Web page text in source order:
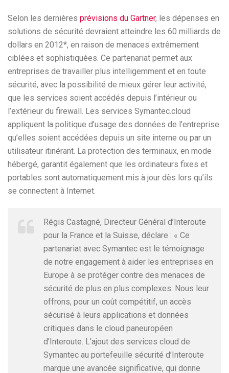
Selon les dernières prévisions du Gartner, les dépenses en
solutions de sécurité devraient atteindre les 60 milliards de
dollars en 2012*, en raison de menaces extrêmement
ciblées et sophistiquées. Ce partenariat permet aux
entreprises de travailler plus intelligemment et en toute
sécurité, avec la possibilité de mieux gérer leur activité,
que les services soient accédés depuis l’intérieur ou
l’extérieur du firewall. Les services Symantec.cloud
appliquent la politique d’usage des données de l’entreprise
qu’elles soient accédées depuis un site interne ou par un
utilisateur itinérant. La protection des terminaux, en mode
hébergé, garantit également que les ordinateurs fixes et
portables sont automatiquement mis à jour dès lors qu’ils
se connectent à Internet.
Régis Castagné, Directeur Général d’Interoute
pour la France et la Suisse, déclare : « Ce
partenariat avec Symantec est le témoignage
de notre engagement à aider les entreprises en
Europe à se protéger contre des menaces de
sécurité de plus en plus complexes. Nous leur
offrons, pour un coût compétitif, un accès
sécurisé à leurs applications et données
critiques dans le cloud paneuropéen
d’Interoute. L’ajout des services cloud de
Symantec au portefeuille sécurité d’Interoute
marque une avancée significative, qui donne